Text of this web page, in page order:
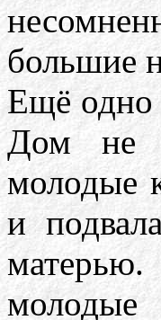
большие
Ещё одно
Дом не
молодые
и